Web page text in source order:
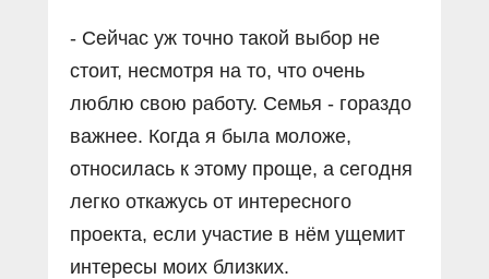
- Сейчас уж точно такой выбор не
стоит, несмотря на то, что очень
люблю свою работу. Семья - гораздо
важнее. Когда я была моложе,
относилась к этому проще, а сегодня
легко откажусь от интересного
проекта, если участие в нём ущемит
интересы моих близких.